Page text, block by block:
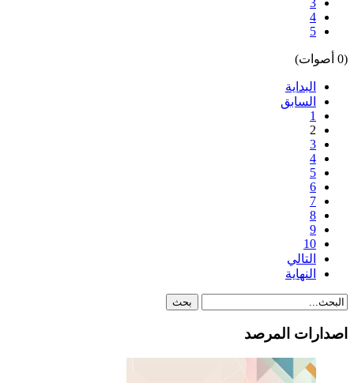
3
4
5
(0 أصوات)
البداية
السابق
1
2
3
4
5
6
7
8
9
10
التالي
النهاية
اصدارات المرصد